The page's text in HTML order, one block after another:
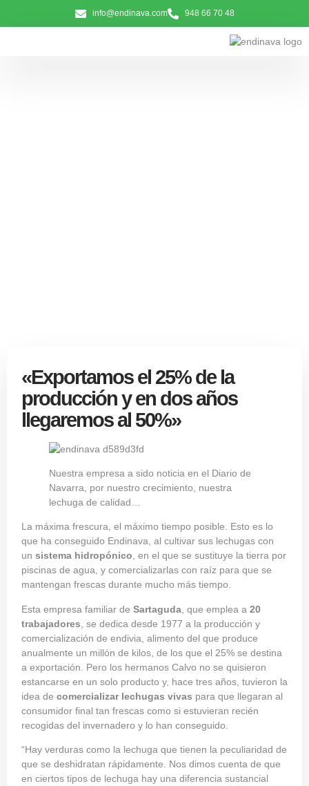
info@endinava.com 948 66 70 48
«Exportamos el 25% de la
producción y en dos años
llegaremos al 50%»
Nuestra empresa a sido noticia en el Diario de
Navarra, por nuestro crecimiento, nuestra
lechuga de calidad…
La máxima frescura, el máximo tiempo posible. Esto es lo
que ha conseguido Endinava , al cultivar sus lechugas con
un sistema hidropónico , en el que se sustituye la tierra por
piscinas de agua, y comercializarlas con raíz para que se
mantengan frescas durante mucho más tiempo.
Esta empresa familiar de Sartaguda , que emplea a 20
trabajadores , se dedica desde 1977 a la producción y
comercialización de endivia, alimento del que produce
anualmente un millón de kilos, de los que el 25% se destina
a exportación. Pero los hermanos Calvo no se quisieron
estancarse en un solo producto y, hace tres años, tuvieron la
idea de comercializar lechugas vivas para que llegaran al
consumidor final tan frescas como si estuvieran recién
recogidas del invernadero y lo han conseguido.
“Hay verduras como la lechuga que tienen la peculiaridad de
que se deshidratan rápidamente. Nos dimos cuenta de que
en ciertos tipos de lechuga hay una diferencia sustancial